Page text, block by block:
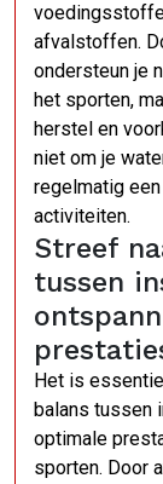
afvalstoffen.
ondersteun je
het sporten,
herstel en
niet om je
regelmatig
activiteiten.
Streef
tussen
Het is
balans tussen
optimale
sporten. Door